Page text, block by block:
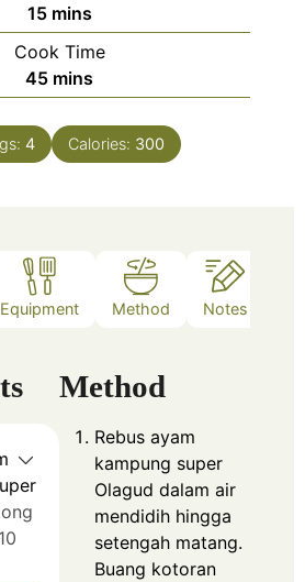
15 mins
Cook Time
45 mins
4 Calories: 300
Equipment Method Notes
Method
Rebus ayam
kampung super
Olagud dalam air
mendidih hingga
setengah matang.
Buang kotoran